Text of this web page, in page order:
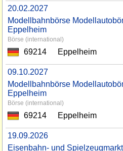
20.02.2027
Modellbahnbörse
Eppelheim
Börse (international)
69214 Eppelheim
09.10.2027
Modellbahnbörse
Eppelheim
Börse (international)
69214 Eppelheim
19.09.2026
Eisenbahn- und